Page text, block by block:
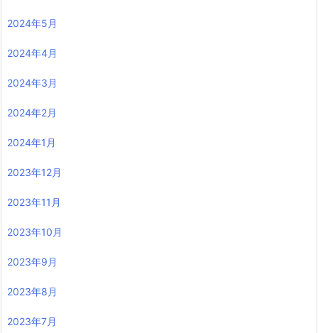
2024年5月
2024年4月
2024年3月
2024年2月
2024年1月
2023年12月
2023年11月
2023年10月
2023年9月
2023年8月
2023年7月